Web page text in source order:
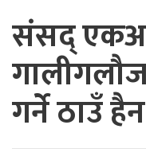
संसद्
गर्ने ठाउँ